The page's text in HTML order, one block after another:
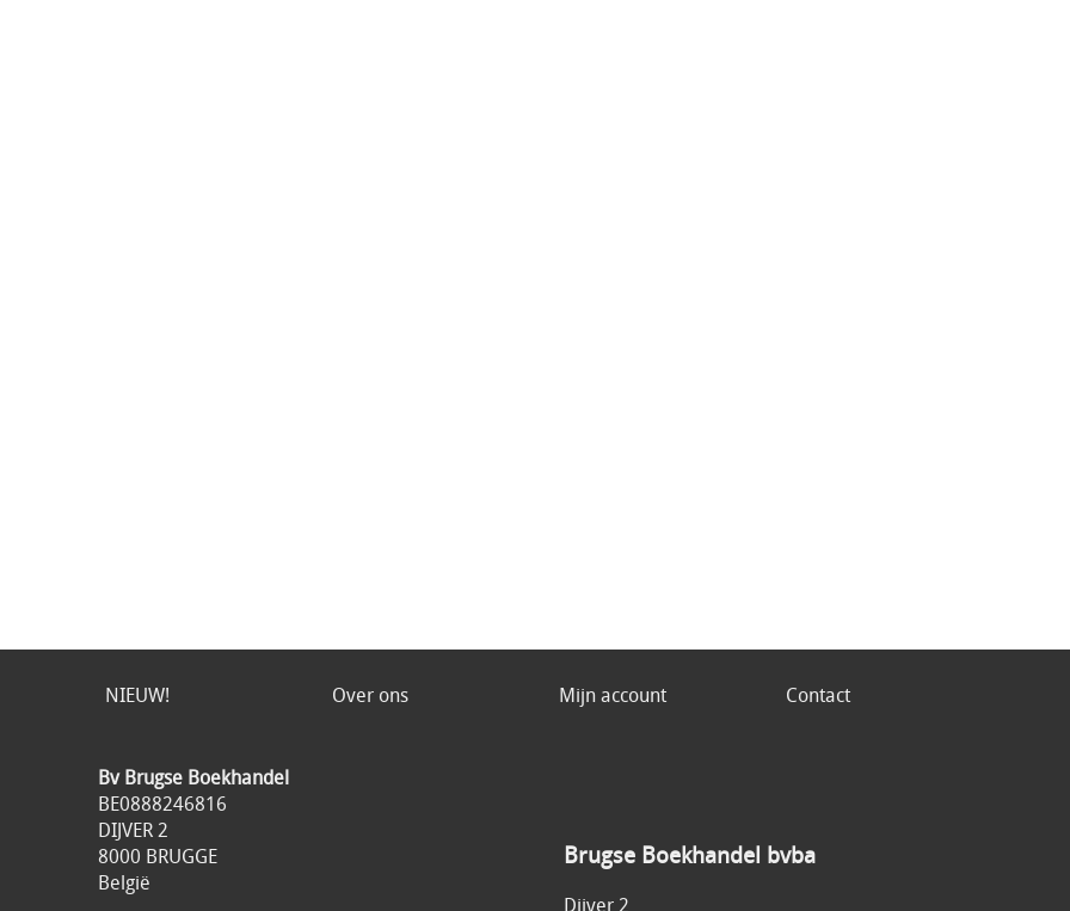
NIEUW! Over ons Mijn account Contact
Bv Brugse Boekhandel
BE0888246816
DIJVER 2
8000 BRUGGE
België
Brugse Boekhandel bvba
Dijver 2